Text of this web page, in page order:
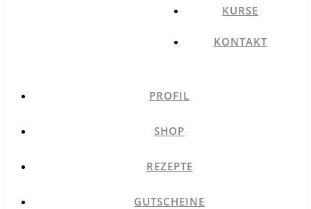
KURSE
KONTAKT
PROFIL
SHOP
REZEPTE
GUTSCHEINE